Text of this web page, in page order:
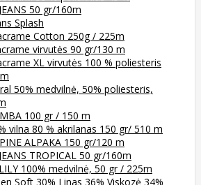
50 gr/160m
Splash
Cotton 250g / 225m
virvutės 90 gr/130 m
XL virvutės 100 % poliesteris
50% medvilnė, 50% poliesteris,
100 gr / 150 m
vilna 80 % akrilanas 150 gr/ 510 m
ALPAKA 150 gr/120 m
TROPICAL 50 gr/160m
100% medvilnė, 50 gr / 225m
Soft 30% Linas 36% Viskozė 34%